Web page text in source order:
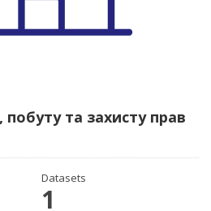
побуту та захисту прав
Datasets
1